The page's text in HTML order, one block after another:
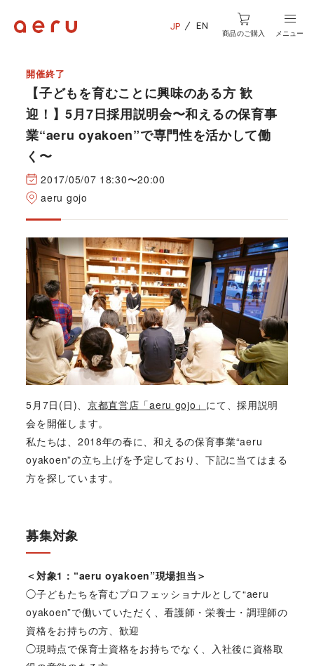
JP EN
商品のご購入 メニュー
開催終了
【子どもを育むことに興味のある方 歓
迎！】5月7日採用説明会〜和えるの保育事
業“aeru oyakoen”で専門性を活かして働
く〜
2017/05/07 18:30〜20:00
aeru gojo
5月7日(日)、 京都直営店「aeru gojo」 にて、採用説明
会を開催します。
私たちは、2018年の春に、和えるの保育事業“aeru
oyakoen”の立ち上げを予定しており、下記に当てはまる
方を探しています。
募集対象
＜対象1：“aeru oyakoen”現場担当＞
◯子どもたちを育むプロフェッショナルとして“aeru
oyakoen”で働いていただく、看護師・栄養士・調理師の
資格をお持ちの方、歓迎
◯現時点で保育士資格をお持ちでなく、入社後に資格取